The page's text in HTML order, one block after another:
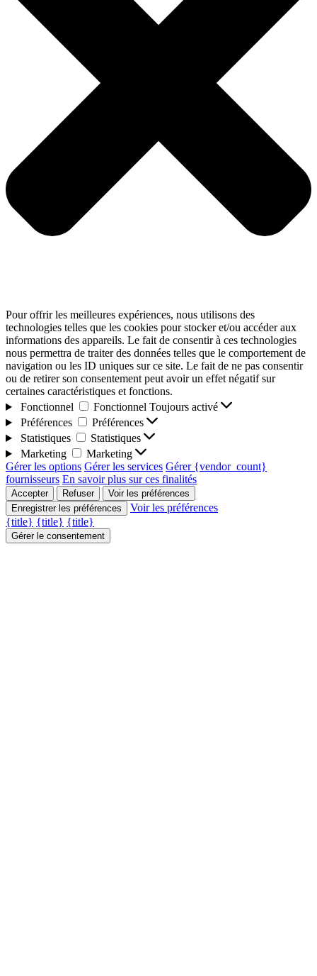
Pour offrir les meilleures expériences, nous utilisons des
technologies telles que les cookies pour stocker et/ou accéder aux
informations des appareils. Le fait de consentir à ces technologies
nous permettra de traiter des données telles que le comportement de
navigation ou les ID uniques sur ce site. Le fait de ne pas consentir
ou de retirer son consentement peut avoir un effet négatif sur
certaines caractéristiques et fonctions.
Fonctionnel
Fonctionnel Toujours activé
Préférences
Préférences
Statistiques
Statistiques
Marketing
Marketing
Gérer les options Gérer les services Gérer {vendor_count}
fournisseurs En savoir plus sur ces finalités
Accepter Refuser
Voir les préférences
Enregistrer les préférences
Voir les préférences
{title} {title} {title}
Gérer le consentement